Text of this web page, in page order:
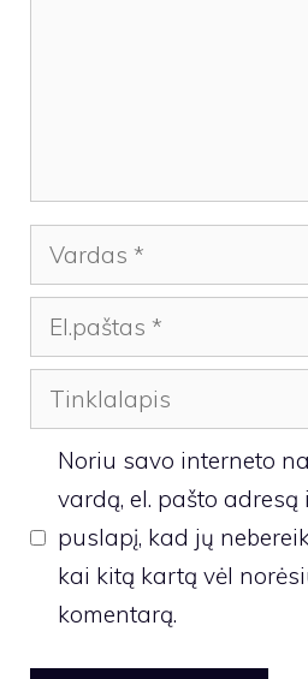
Vardas
El.paštas
Tinklalapis
Noriu savo interneto
vardą, el. pašto adresą
puslapį, kad jų
kai kitą kartą vėl
komentarą.